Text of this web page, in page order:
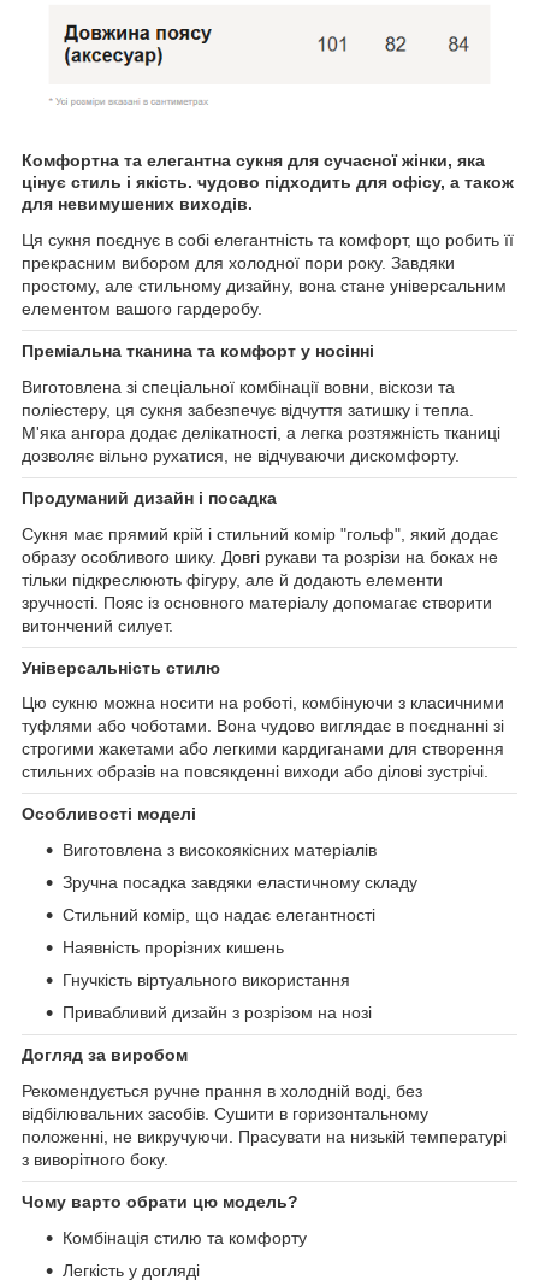
Комфортна та елегантна сукня для сучасної жінки, яка
цінує стиль і якість. чудово підходить для офісу, а також
для невимушених виходів.
Ця сукня поєднує в собі елегантність та комфорт, що робить її
прекрасним вибором для холодної пори року. Завдяки
простому, але стильному дизайну, вона стане універсальним
елементом вашого гардеробу.
Преміальна тканина та комфорт у носінні
Виготовлена зі спеціальної комбінації вовни, віскози та
поліестеру, ця сукня забезпечує відчуття затишку і тепла.
М'яка ангора додає делікатності, а легка розтяжність тканиці
дозволяє вільно рухатися, не відчуваючи дискомфорту.
Продуманий дизайн і посадка
Сукня має прямий крій і стильний комір "гольф", який додає
образу особливого шику. Довгі рукави та розрізи на боках не
тільки підкреслюють фігуру, але й додають елементи
зручності. Пояс із основного матеріалу допомагає створити
витончений силует.
Універсальність стилю
Цю сукню можна носити на роботі, комбінуючи з класичними
туфлями або чоботами. Вона чудово виглядає в поєднанні зі
строгими жакетами або легкими кардиганами для створення
стильних образів на повсякденні виходи або ділові зустрічі.
Особливості моделі
Виготовлена з високоякісних матеріалів
Зручна посадка завдяки еластичному складу
Стильний комір, що надає елегантності
Наявність прорізних кишень
Гнучкість віртуального використання
Привабливий дизайн з розрізом на нозі
Догляд за виробом
Рекомендується ручне прання в холодній воді, без
відбілювальних засобів. Сушити в горизонтальному
положенні, не викручуючи. Прасувати на низькій температурі
з виворітного боку.
Чому варто обрати цю модель?
Комбінація стилю та комфорту
Легкість у догляді